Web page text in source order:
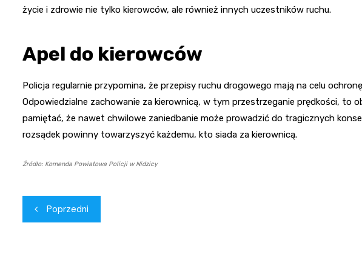
życie i zdrowie nie tylko kierowców, ale również innych uczestników ruchu.
Apel do kierowców
Policja regularnie przypomina, że przepisy ruchu drogowego mają na celu
Odpowiedzialne zachowanie za kierownicą, w tym przestrzeganie prędkości, to
pamiętać, że nawet chwilowe zaniedbanie może prowadzić do tragicznych
rozsądek powinny towarzyszyć każdemu, kto siada za kierownicą.
Źródło: Komenda Powiatowa Policji w Nidzicy
Nawigacja
wpisu
Poprzedni